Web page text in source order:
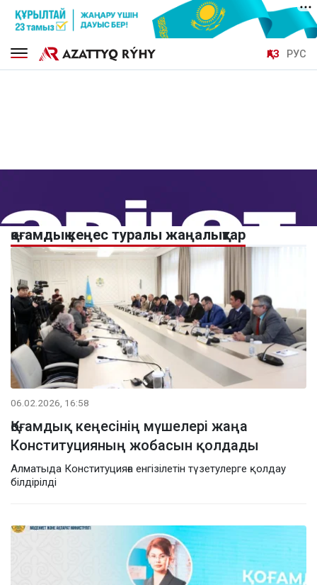
ҚАЗ РУС
қоғамдық кеңес туралы жаңалықтар
06.02.2026, 16:58
Қоғамдық кеңесінің мүшелері жаңа
Конституцияның жобасын қолдады
Алматыда Конституцияға енгізілетін түзетулерге қолдау
білдірілді